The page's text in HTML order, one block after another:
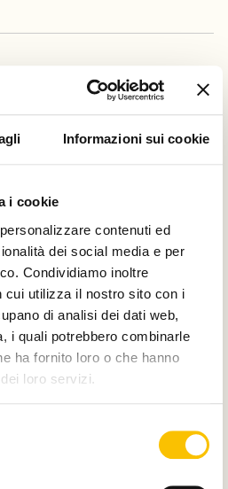
Informazioni sui cookie
i cookie
contenuti ed
dei social media e per
Condividiamo inoltre
cui utilizza il nostro sito con i
di analisi dei dati web,
i quali potrebbero combinarle
ha fornito loro o che hanno
loro servizi.